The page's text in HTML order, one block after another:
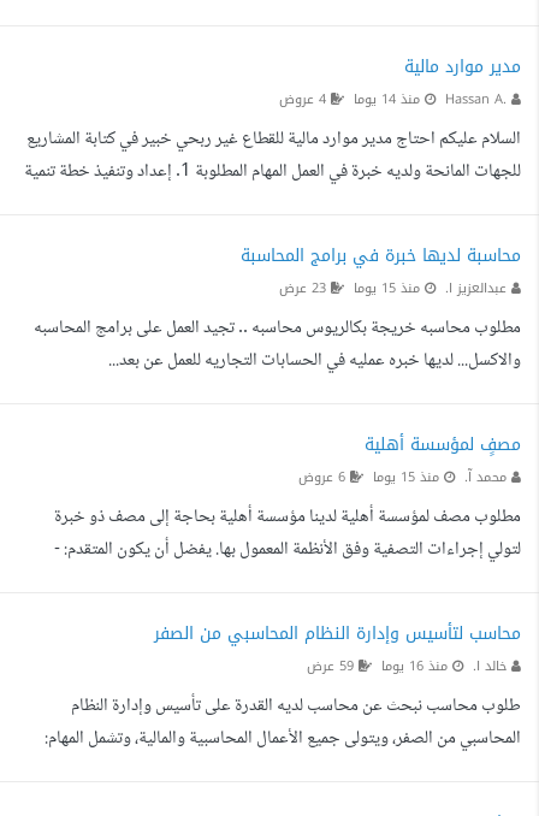
نحتاج شخصا بدور قيادي واستراتيجي، يستطيع نقل المتجر إلى مرحلة مالية أكثر
تنظيما وربحية، ويعمل معنا بشكل مستمر. نعتمد حاليا على التسويق بالأداء، ونعيد
استثمار ...
مدير موارد مالية
Hassan A. منذ 14 يوما
السلام عليكم احتاج مدير موارد مالية للقطاع غير ربحي خبير في كتابة المشاريع
للجهات المانحة ولديه خبرة في العمل المهام المطلوبة 1. إعداد وتنفيذ خطة تنمية
للمانحين والداعمين والشركاء المحتملين وتحديثها بشكل مستمر. 5. التوا...
محاسبة لديها خبرة في برامج المحاسبة
عبدالعزيز ا. منذ 15 يوما
مطلوب محاسبه خريجة بكالريوس محاسبه .. تجيد العمل على برامج المحاسبه
والاكسل... لديها خبره عمليه في الحسابات التجاريه للعمل عن بعد...
مصفٍ لمؤسسة أهلية
محمد آ. منذ 15 يوما
مطلوب مصف لمؤسسة أهلية لدينا مؤسسة أهلية بحاجة إلى مصف ذو خبرة
لتولي إجراءات التصفية وفق الأنظمة المعمول بها. يفضل أن يكون المتقدم: -
التواصل، مع توضيح الخبرة وأتعابه المقترحة.
محاسب لتأسيس وإدارة النظام المحاسبي من الصفر
خالد ا. منذ 16 يوما
طلوب محاسب نبحث عن محاسب لديه القدرة على تأسيس وإدارة النظام
المحاسبي من الصفر، ويتولى جميع الأعمال المحاسبية والمالية، وتشمل المهام: